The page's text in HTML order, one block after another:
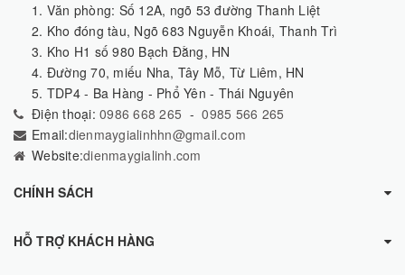
1. Văn phòng: Số 12A, ngõ 53 đường Thanh Liệt
2. Kho đóng tàu, Ngõ 683 Nguyễn Khoái, Thanh Trì
3. Kho H1 số 980 Bạch Đằng, HN
4. Đường 70, miếu Nha, Tây Mỗ, Từ Liêm, HN
5. TDP4 - Ba Hàng - Phổ Yên - Thái Nguyên
Điện thoại: 0986 668 265 -0985 566 265
Email:dienmaygialinhhn@gmail.com
Website:dienmaygialinh.com
CHÍNH SÁCH
HỖ TRỢ KHÁCH HÀNG